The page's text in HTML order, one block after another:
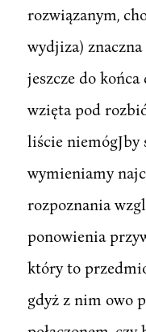
rozwiązanym,
wydjiza)
jeszcze do
wzięta pod
liście niemógJby
wymieniamy
rozpoznania
ponowienia
który to
gdyż z nim owo